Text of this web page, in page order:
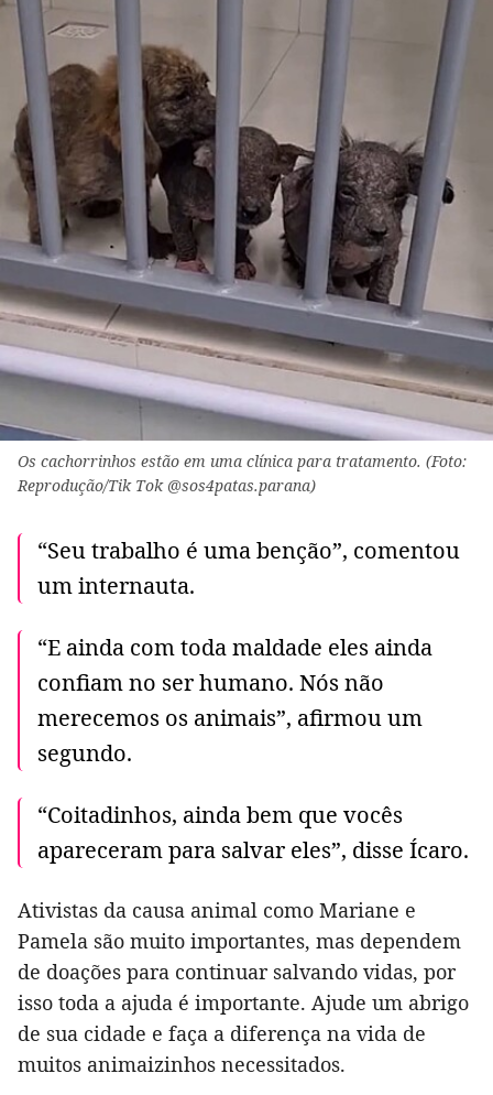
Os cachorrinhos estão em uma clínica para tratamento. (Foto:
Reprodução/Tik Tok @sos4patas.parana)
“Seu trabalho é uma benção”, comentou
um internauta.
“E ainda com toda maldade eles ainda
confiam no ser humano. Nós não
merecemos os animais”, afirmou um
segundo.
“Coitadinhos, ainda bem que vocês
apareceram para salvar eles”, disse Ícaro.
Ativistas da causa animal como Mariane e
Pamela são muito importantes, mas dependem
de doações para continuar salvando vidas, por
isso toda a ajuda é importante. Ajude um abrigo
de sua cidade e faça a diferença na vida de
muitos animaizinhos necessitados.